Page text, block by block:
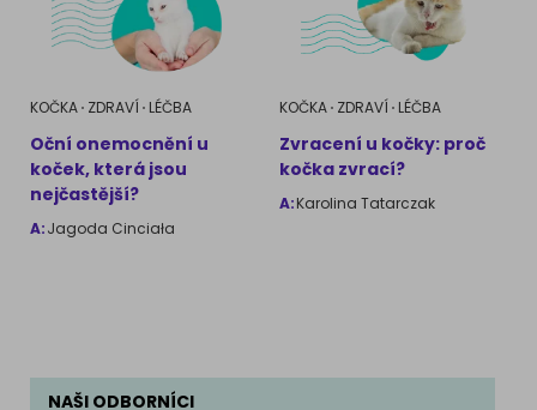
KOČKA ZDRAVÍ LÉČBA
Oční onemocnění u
koček, která jsou
nejčastější?
A:Jagoda Cinciała
KOČKA ZDRAVÍ LÉČBA
Zvracení u kočky: proč
kočka zvrací?
A:Karolina Tatarczak
NAŠI ODBORNÍCI